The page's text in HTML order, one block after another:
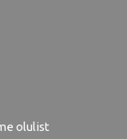
olulist